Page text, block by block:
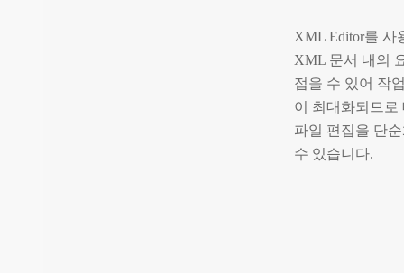
XML Editor를 사
XML 문서 내의
접을 수 있어 작
이 최대화되므로
파일 편집을 단
수 있습니다.